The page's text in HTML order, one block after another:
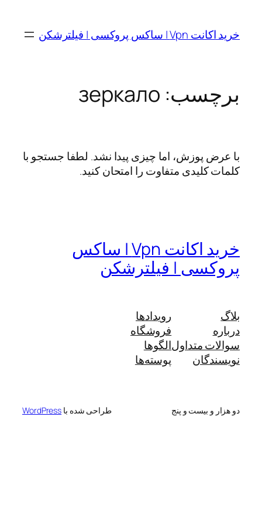
محتواخرید اکانت Vpn | ساکس پروکسی | فیلترشکن
برچسب: зеркало
با عرض پوزش، اما چیزی پیدا نشد. لطفا جستجو با
کلمات کلیدی متفاوت را امتحان کنید.
خرید اکانت Vpn | ساکس
پروکسی | فیلترشکن
بلاگ
درباره
سوالات متداول
نویسندگان
رویدادها
فروشگاه
الگوها
پوسته‌ها
دو هزار و بیست و پنج طراحی شده با WordPress